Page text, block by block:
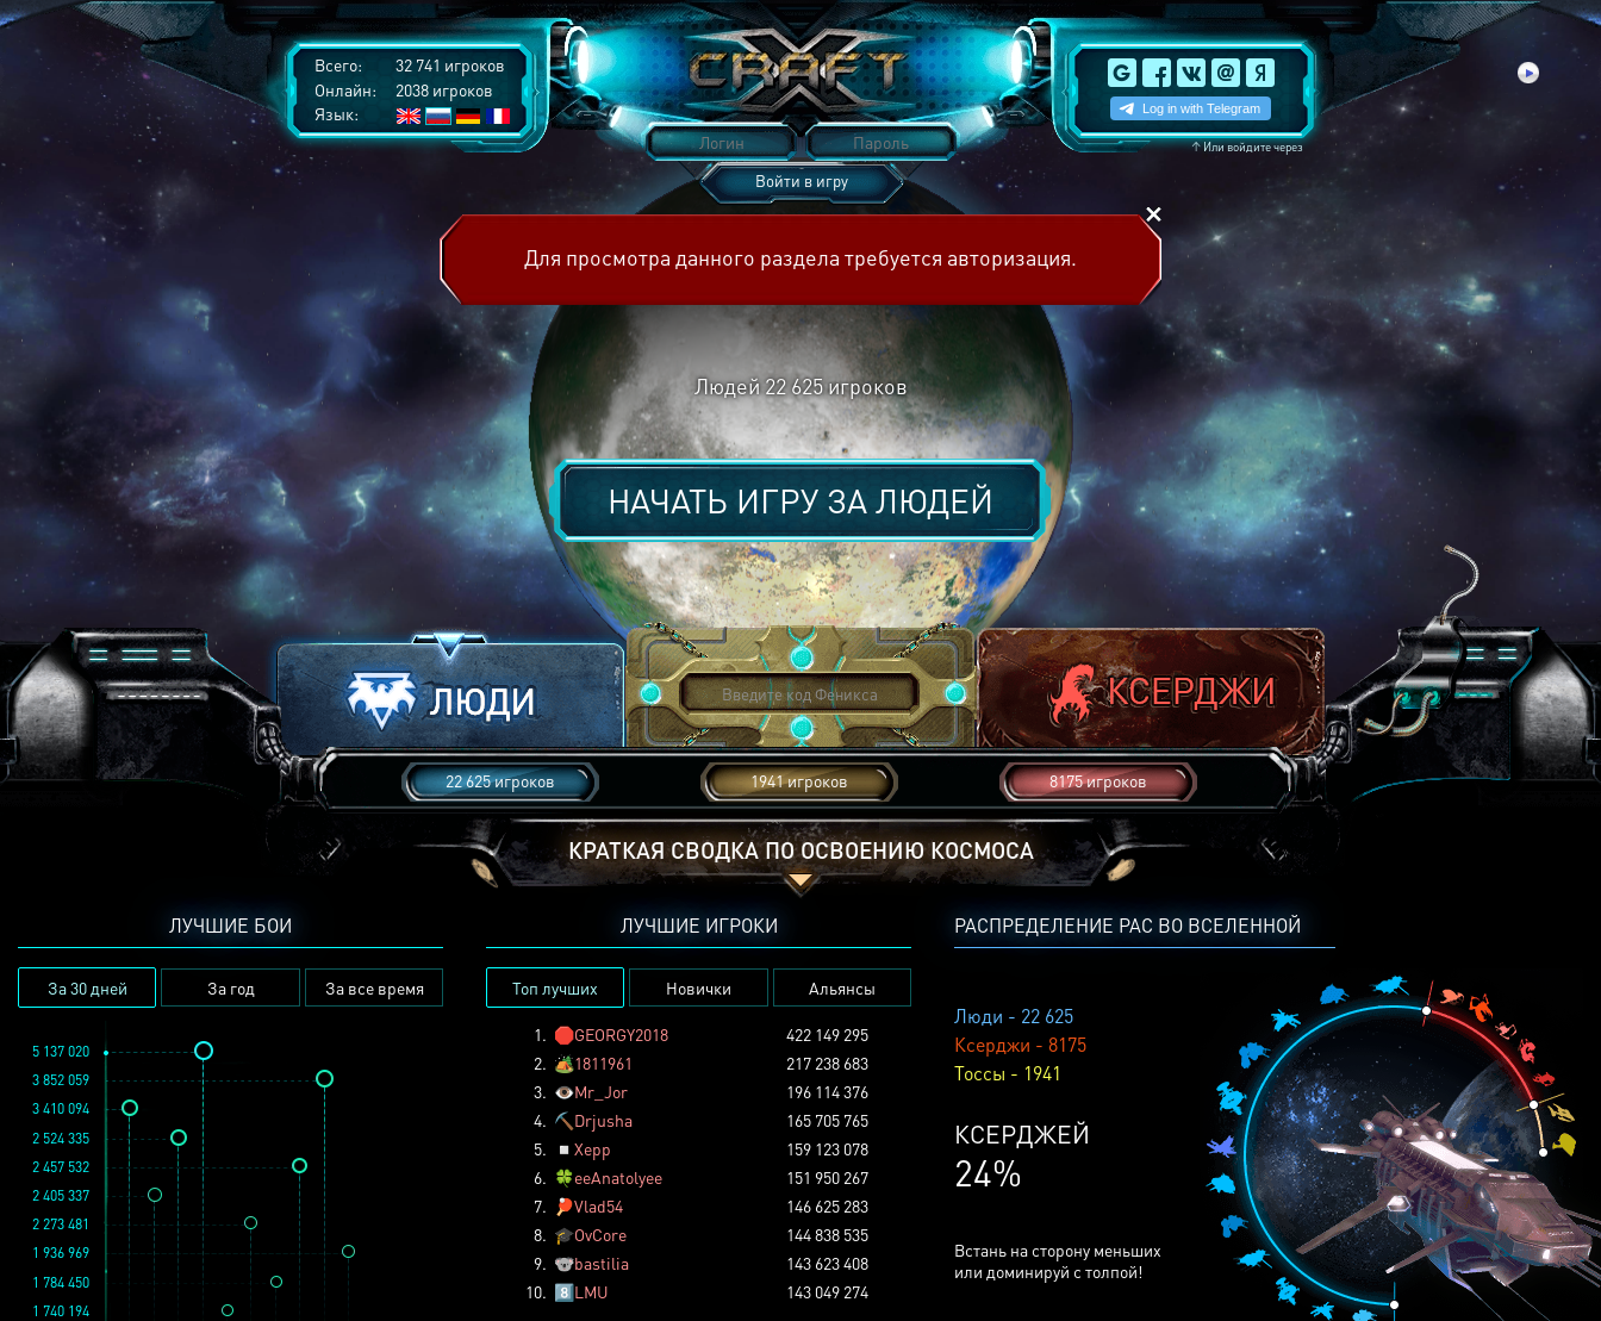
Всего:
32 741 игроков
Онлайн:
2038 игроков
Язык:
↑Или войдите через
Войти в игру
Для просмотра данного раздела требуется авторизация.
Людей 22 625игроков
НАЧАТЬ ИГРУ ЗАЛЮДЕЙ
22 625 игроков 1941 игроков 8175 игроков
КРАТКАЯ СВОДКА ПО ОСВОЕНИЮ КОСМОСА
РАСПРЕДЕЛЕНИЕ РАС ВО ВСЕЛЕННОЙ
Люди - 22 625
Ксерджи - 8175
Тоссы - 1941
КСЕРДЖЕЙ
24%
Встань на сторону меньших
или доминируй с толпой!
ЛУЧШИЕ БОИ
За 30 дней За год За все время
1 936 969
3 852 059
2 457 532
1 784 450
2 273 481
1 740 194
5 137 020
2 524 335
2 405 337
3 410 094
ЛУЧШИЕ ИГРОКИ
Топ лучших Новички Альянсы
1. 🛑GEORGY2018
422 149 295
2. 🏕️1811961
217 238 683
3. 👁️Mr_Jor
196 114 376
4. ⛏️ Drjusha
165 705 765
5.
◽ Xepp
159 123 078
6. 🍀eeAnatolyee
151 950 267
7.
🏓Vlad54
146 625 283
8. 🎓OvCore
144 838 535
9. 🐨bastilia
143 623 408
10. 8️⃣LMU 143 049 274